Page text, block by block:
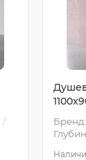
Бренд: